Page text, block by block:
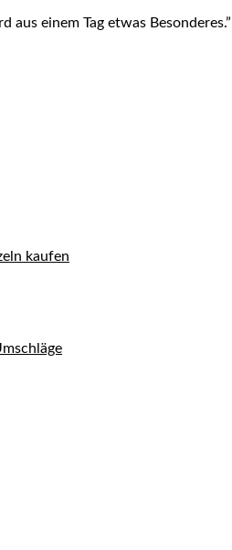
aus einem Tag etwas Besonderes.”
kaufen